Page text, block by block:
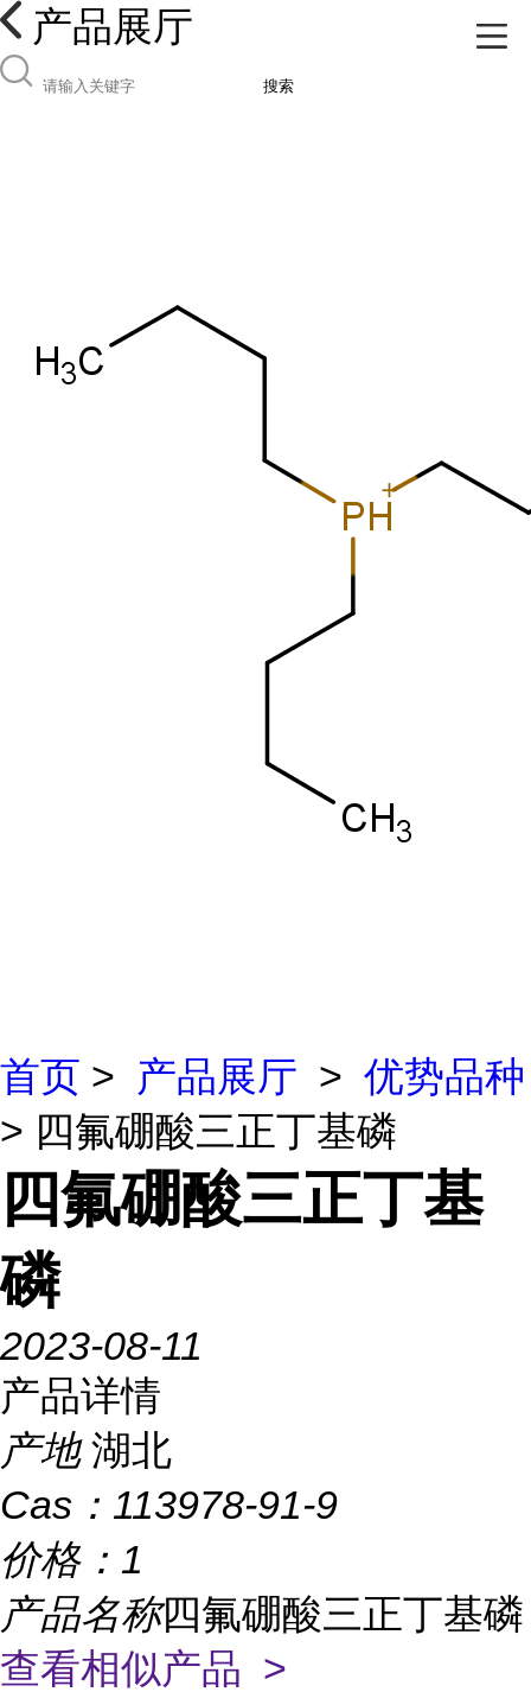
产品展厅
搜索
首页 > 产品展厅 > 优势品种
> 四氟硼酸三正丁基磷
四氟硼酸三正丁基
磷
2023-08-11
产品详情
产地 湖北
Cas： 113978-91-9
价格： 1
产品名称四氟硼酸三正丁基磷
查看相似产品 >